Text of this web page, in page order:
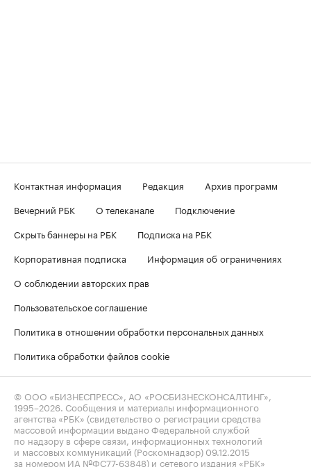
Контактная информация Редакция
Архив программ
Вечерний РБК
О телеканале
Подключение
Скрыть баннеры на РБК
Подписка на РБК
Корпоративная подписка
Информация об ограничениях
О соблюдении авторских прав
Пользовательское соглашение
Политика в отношении обработки персональных данных
Политика обработки файлов cookie
© ООО «БИЗНЕСПРЕСС», АО «РОСБИЗНЕСКОНСАЛТИНГ»,
1995–2026 . Сообщения и материалы информационного
агентства «РБК» (свидетельство о регистрации средства
массовой информации выдано Федеральной службой
по надзору в сфере связи, информационных технологий
и массовых коммуникаций (Роскомнадзор) 09.12.2015
за номером ИА №ФС77-63848) и сетевого издания «РБК»